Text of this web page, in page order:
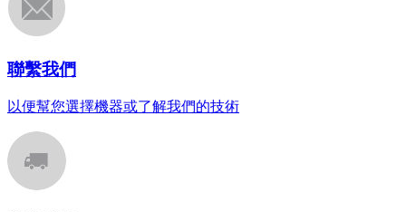
聯繫我們
以便幫您選擇機器或了解我們的技術